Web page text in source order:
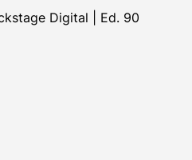
Digital | Ed. 90